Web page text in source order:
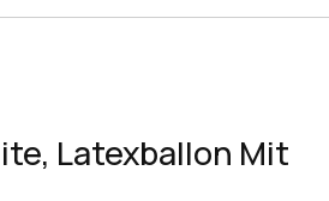
Latexballon Mit